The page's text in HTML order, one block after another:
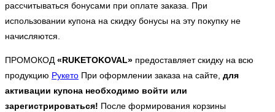
рассчитываться бонусами при оплате заказа. При
использовании купона на скидку бонусы на эту покупку не
начисляются.
ПРОМОКОД«RUKETOKOVAL» предоставляет скидку на всю
продукцию Рукето При оформлении заказа на сайте, для
активации купона необходимо войти или
зарегистрироваться! После формирования корзины